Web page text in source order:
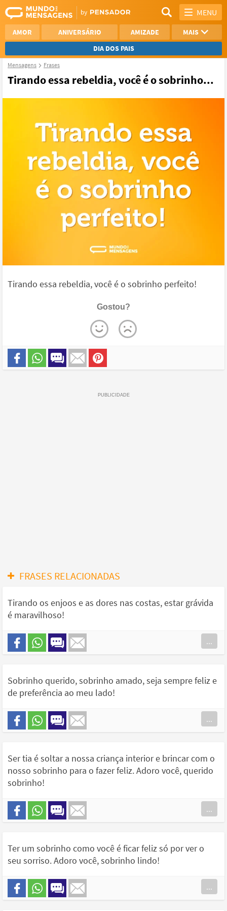
MENU
AMOR ANIVERSÁRIO AMIZADE
MAIS
DIA DOS PAIS
AGRADECIMENTO
Mensagens Frases
Tirando essa rebeldia, você é o sobrinho...
Tirando essa rebeldia, você é o sobrinho perfeito!
Gostou?
FRASES RELACIONADAS
Tirando os enjoos e as dores nas costas, estar grávida
é maravilhoso!
...
Sobrinho querido, sobrinho amado, seja sempre feliz e
de preferência ao meu lado!
...
Ser tia é soltar a nossa criança interior e brincar com o
nosso sobrinho para o fazer feliz. Adoro você, querido
sobrinho!
...
Ter um sobrinho como você é ficar feliz só por ver o
seu sorriso. Adoro você, sobrinho lindo!
...